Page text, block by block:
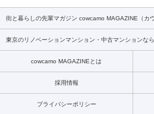
街と暮らしの先輩マガジン cowcamo MAGAZINE（カ
東京のリノベーションマンション・中古マンションな
cowcamo MAGAZINEとは
採用情報
プライバシーポリシー